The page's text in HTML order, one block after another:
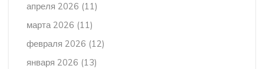
апреля 2026 (11)
марта 2026 (11)
февраля 2026 (12)
января 2026 (13)